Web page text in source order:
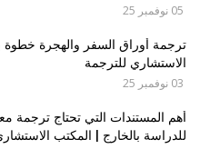
05 نوفمبر 25
ترجمة أوراق السفر والهجرة
الاستشاري للترجمة
03 نوفمبر 25
أهم المستندات التي تحتاج ترجمة
للدراسة بالخارج | المكتب